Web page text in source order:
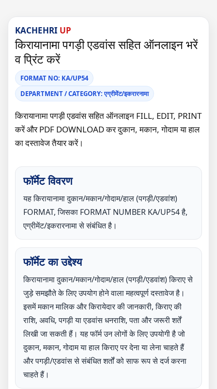
KACHEHRI UP
किरायानामा पगड़ी एडवांस सहित ऑनलाइन भरें
व प्रिंट करें
FORMAT NO: KA/UP54
DEPARTMENT / CATEGORY: एग्रीमेंट/इकरारनामा
किरायानामा पगड़ी एडवांस सहित ऑनलाइन FILL, EDIT, PRINT
करें और PDF DOWNLOAD कर दुकान, मकान, गोदाम या हाल
का दस्तावेज तैयार करें।
फॉर्मेट विवरण
यह किरायानामा दुकान/मकान/गोदाम/हाल (पगड़ी/एडवांश)
FORMAT, जिसका FORMAT NUMBER KA/UP54 है,
एग्रीमेंट/इकरारनामा से संबंधित है।
फॉर्मेट का उद्देश्य
किरायानामा दुकान/मकान/गोदाम/हाल (पगड़ी/एडवांश) किराए से
जुड़े समझौते के लिए उपयोग होने वाला महत्वपूर्ण दस्तावेज है।
इसमें मकान मालिक और किरायेदार की जानकारी, किराए की
राशि, अवधि, पगड़ी या एडवांस धनराशि, पता और जरूरी शर्तें
लिखी जा सकती हैं। यह फॉर्म उन लोगों के लिए उपयोगी है जो
दुकान, मकान, गोदाम या हाल किराए पर देना या लेना चाहते हैं
और पगड़ी/एडवांस से संबंधित शर्तों को साफ रूप से दर्ज करना
चाहते हैं।